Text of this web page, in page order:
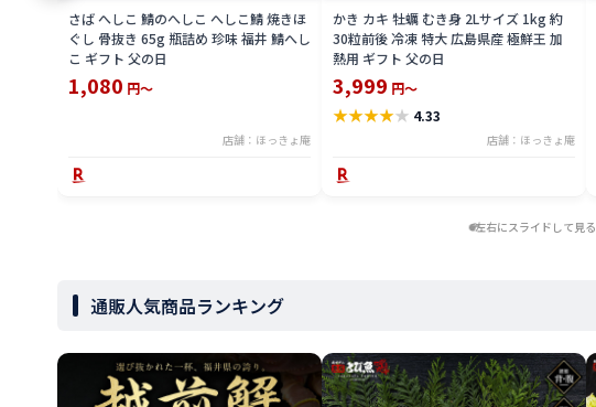
さば へしこ 鯖のへしこ へしこ鯖 焼きほ
ぐし 骨抜き 65g 瓶詰め 珍味 福井 鯖へし
こ ギフト 父の日
1,080 円～
店舗：ほっきょ庵
かき カキ 牡蠣 むき身 2Lサイズ 1kg 約
30粒前後 冷凍 特大 広島県産 極鮮王 加
熱用 ギフト 父の日
3,999 円～
★★★★★ 4.33
店舗：ほっきょ庵
左右にスライドして見る
通販人気商品ランキング